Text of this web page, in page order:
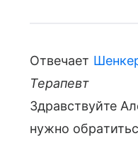
Отвечает
Терапевт
Здравствуйте
нужно